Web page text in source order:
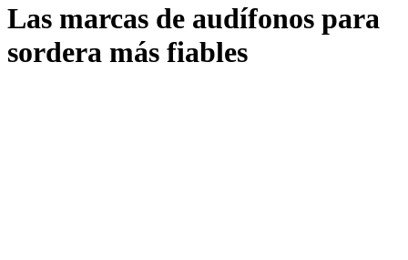
Las marcas de audífonos para
sordera más fiables